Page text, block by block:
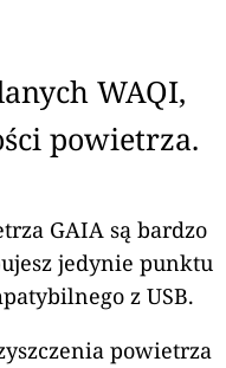
WAQI,
powietrza.
GAIA są bardzo
jedynie punktu
z USB.
powietrza